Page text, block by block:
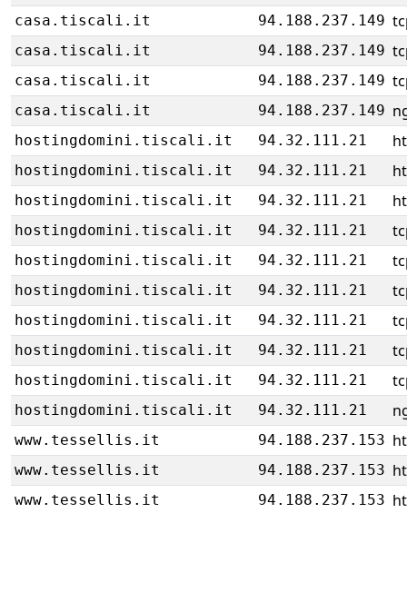
casa.tiscali.it 94.188.237.149
casa.tiscali.it 94.188.237.149
casa.tiscali.it 94.188.237.149
casa.tiscali.it 94.188.237.149
hostingdomini.tiscali.it 94.32.111.21
hostingdomini.tiscali.it 94.32.111.21
hostingdomini.tiscali.it 94.32.111.21
hostingdomini.tiscali.it 94.32.111.21
hostingdomini.tiscali.it 94.32.111.21
hostingdomini.tiscali.it 94.32.111.21
hostingdomini.tiscali.it 94.32.111.21
hostingdomini.tiscali.it 94.32.111.21
hostingdomini.tiscali.it 94.32.111.21
hostingdomini.tiscali.it 94.32.111.21
www.tessellis.it 94.188.237.153
www.tessellis.it 94.188.237.153
www.tessellis.it 94.188.237.153